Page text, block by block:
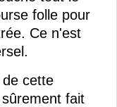
folle pour
Ce n'est
cette
fait